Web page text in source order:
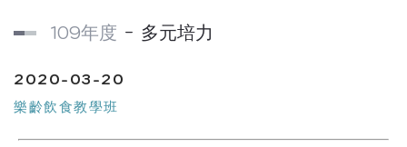
109年度 多元培力
2020-03-20
樂齡飲食教學班